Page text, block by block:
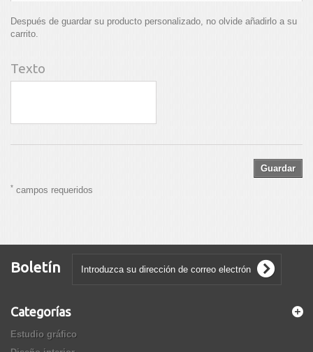
Después de guardar su producto personalizado, no olvide añadirlo a su
carrito.
Texto
Guardar
* campos requeridos
Boletín
Categorías
Estudio gráfico